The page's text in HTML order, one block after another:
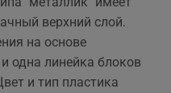
верхний слой.
на основе
одна линейка блоков
и тип пластика